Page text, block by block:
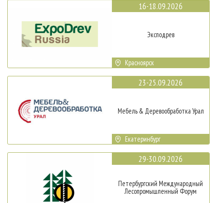
16-18.09.2026
Эксподрев
Красноярск
23-25.09.2026
Мебель & Деревообработка Урал
Екатеринбург
29-30.09.2026
Петербургский Международный
Лесопромышленный Форум